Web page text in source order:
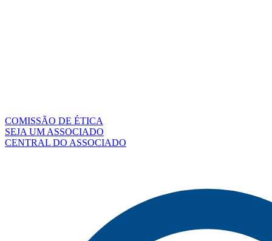
COMISSÃO DE ÉTICA
SEJA UM ASSOCIADO
CENTRAL DO ASSOCIADO